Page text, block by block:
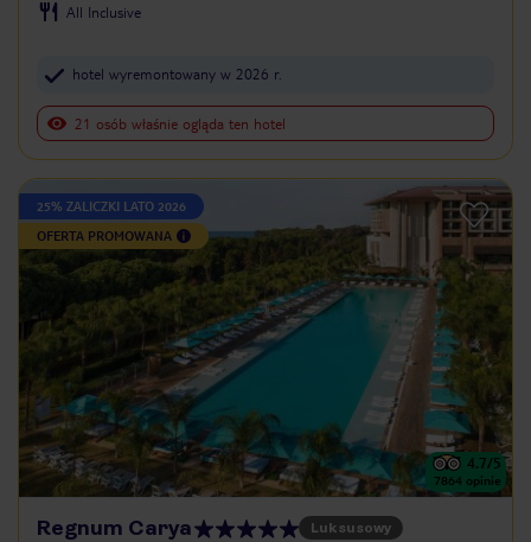
All Inclusive
hotel wyremontowany w 2026 r.
21 osób właśnie ogląda ten hotel
25% ZALICZKI LATO 2026
OFERTA PROMOWANA
4.7/5
7864 opinie
Regnum Carya Luksusowy